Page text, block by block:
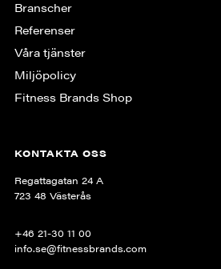
Branscher
Referenser
Våra tjänster
Miljöpolicy
Fitness Brands Shop
KONTAKTA OSS
Regattagatan 24 A
723 48 Västerås
+46 21-30 11 00
info.se@fitnessbrands.com